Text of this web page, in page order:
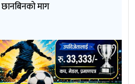
छानबिनको माग